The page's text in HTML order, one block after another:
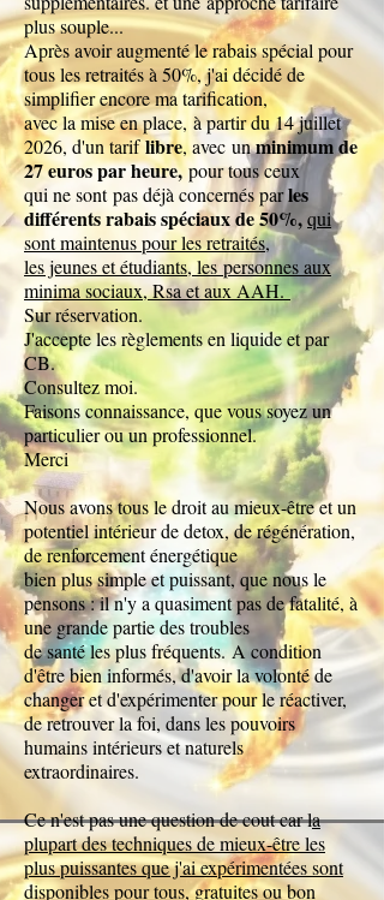
plus souple...
Après avoir augmenté le rabais spécial pour
tous les retraités à 50%, j'ai décidé de
simplifier encore ma tarification,
avec la mise en place, à partir du 14 juillet
2026, d'un tariflibre, avec unminimum de
27 euros par heure,pour tous ceux
qui ne sontpas déjà concernés parles
différents rabais spéciaux de 50%,qui
sont maintenus pour les retraités,
les jeunes et étudiants, lespersonnes aux
minima sociaux, Rsa et aux AAH.
Sur réservation.
J'accepte les règlements en liquide et par
CB.
Consultez moi.
Faisons connaissance, que vous soyez un
particulier ou un professionnel.
Merci
Nous avons tous le droit au mieux-être et un
potentiel intérieur de detox, de régénération,
de renforcement énergétique
bien plus simple et puissant, que nous le
pensons : il n'y a quasiment pas de fatalité, à
une grande partie des troubles
de santé les plus fréquents.A condition
d'être bien informés, d'avoir la volonté de
changer et d'expérimenter pour le réactiver,
de retrouver la foi, dans les pouvoirs
humains intérieurs et naturels
extraordinaires.
Ce n'est pas une question de cout car la
plupart des techniques de mieux-être les
plus puissantes que j'ai expérimentées sont
disponibles pour tous, gratuites ou bon